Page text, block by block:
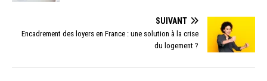
SUIVANT
Encadrement des loyers en France : une solution à la crise
du logement ?